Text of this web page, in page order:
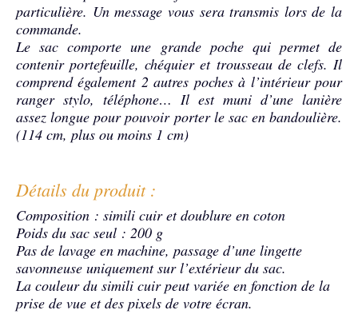
particulière. Un message vous sera transmis lors de la
commande.
Le sac comporte une grande poche qui permet de
contenir portefeuille, chéquier et trousseau de clefs. Il
comprend également 2 autres poches à l’intérieur pour
ranger stylo, téléphone… Il est muni d’une lanière
assez longue pour pouvoir porter le sac en bandoulière.
(114 cm, plus ou moins 1 cm)
Détails du produit :
Composition : simili cuir et doublure en coton
Poids du sac seul : 200 g
Pas de lavage en machine, passage d’une lingette
savonneuse uniquement sur l’extérieur du sac.
La couleur du simili cuir peut variée en fonction de la
prise de vue et des pixels de votre écran.